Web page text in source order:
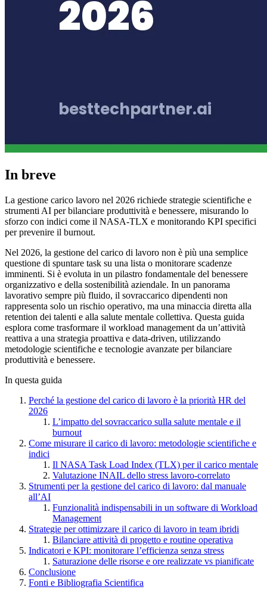
In breve
La gestione carico lavoro nel 2026 richiede strategie scientifiche e
strumenti AI per bilanciare produttività e benessere, misurando lo
sforzo con indici come il NASA-TLX e monitorando KPI specifici
per prevenire il burnout.
Nel 2026, la gestione del carico di lavoro non è più una semplice
questione di spuntare task su una lista o monitorare scadenze
imminenti. Si è evoluta in un pilastro fondamentale del benessere
organizzativo e della sostenibilità aziendale. In un panorama
lavorativo sempre più fluido, il sovraccarico dipendenti non
rappresenta solo un rischio operativo, ma una minaccia diretta alla
retention dei talenti e alla salute mentale collettiva. Questa guida
esplora come trasformare il workload management da un’attività
reattiva a una strategia proattiva e data-driven, utilizzando
metodologie scientifiche e tecnologie avanzate per bilanciare
produttività e benessere.
In questa guida
Perché la gestione del carico di lavoro è la priorità HR del
2026
L’impatto del sovraccarico sulla salute mentale e il
burnout
Come misurare il carico di lavoro: metodologie scientifiche e
indici
Il NASA Task Load Index (TLX) per il carico mentale
Valutazione INAIL dello stress lavoro-correlato
Strumenti per la gestione del carico di lavoro: dal manuale
all’AI
Funzionalità indispensabili in un software di Workload
Management
Strategie per ottimizzare il carico di lavoro in team ibridi
Bilanciare attività di progetto e routine operativa
Indicatori e KPI: monitorare l’efficienza senza stress
Saturazione delle risorse e ore realizzate vs pianificate
Conclusione
Fonti e Bibliografia Scientifica